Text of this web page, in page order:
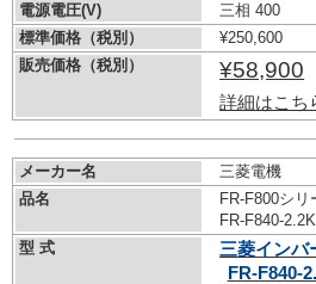
電源電圧(V)
三相 400
標準価格（税別）
¥250,600
販売価格（税別）
¥58,900
詳細はこち
メーカー名
三菱電機
品名
FR-F800シリ
FR-F840-
型 式
三菱インバ
FR-F840-